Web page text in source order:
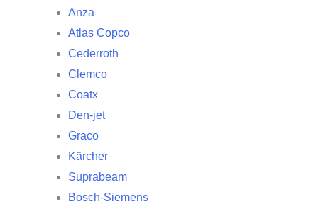
Anza
Atlas Copco
Cederroth
Clemco
Coatx
Den-jet
Graco
Kärcher
Suprabeam
Bosch-Siemens